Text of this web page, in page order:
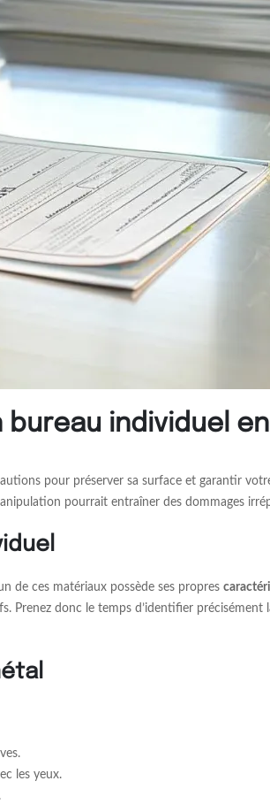
individuel
pour préserver sa surface et garantir
pourrait entraîner des dommages
de ces matériaux possède ses propres
Prenez donc le temps d’identifier
les yeux.